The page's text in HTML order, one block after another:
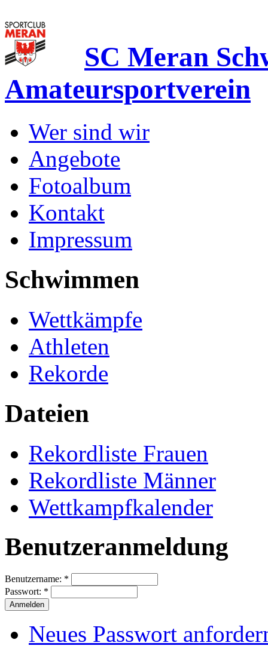
SC Meran
Amateursportverein
Wer sind wir
Angebote
Fotoalbum
Kontakt
Impressum
Schwimmen
Wettkämpfe
Athleten
Rekorde
Dateien
Rekordliste Frauen
Rekordliste Männer
Wettkampfkalender
Benutzeranmeldung
Benutzername: *
Passwort: *
Neues Passwort